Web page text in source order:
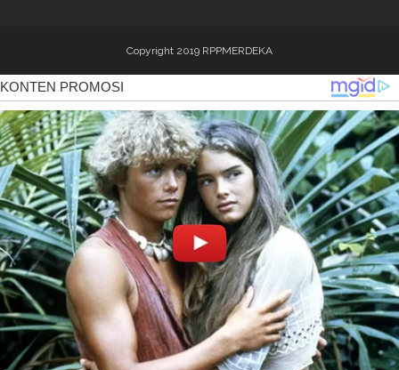
Copyright 2019 RPPMERDEKA